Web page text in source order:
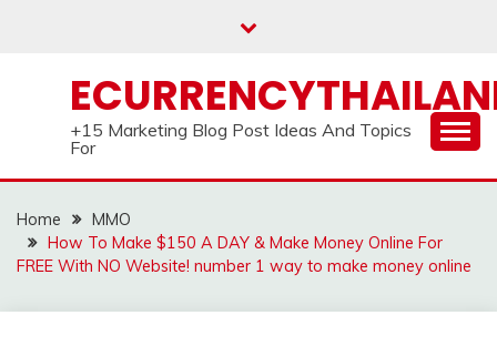
+15 Marketing Blog Post Ideas And Topics
For
Home
MMO
How To Make $150 A DAY & Make Money Online For
FREE With NO Website! number 1 way to make money online